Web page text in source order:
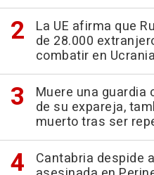
La UE afirma que
de 28.000
combatir en Ucrania
Muere una guardia
de su expareja,
muerto tras ser
Cantabria despide